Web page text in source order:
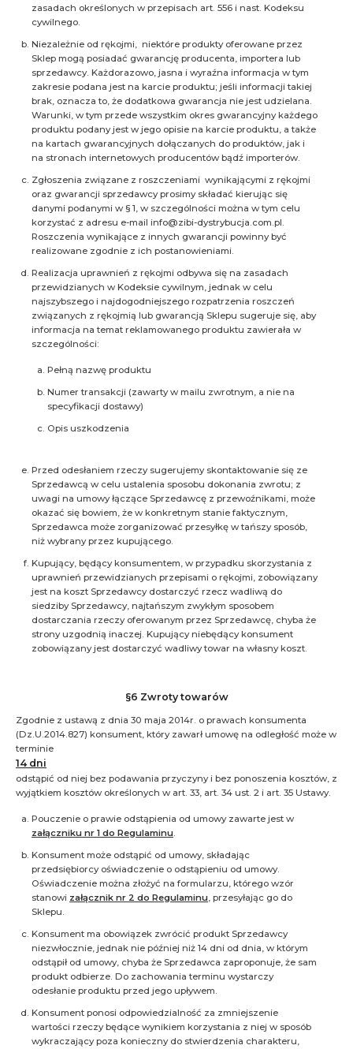
zasadach określonych w przepisach art. 556 i nast. Kodeksu
cywilnego.
Niezależnie od rękojmi, niektóre produkty oferowane przez
Sklep mogą posiadać gwarancję producenta, importera lub
sprzedawcy. Każdorazowo, jasna i wyraźna informacja w tym
zakresie podana jest na karcie produktu; jeśli informacji takiej
brak, oznacza to, że dodatkowa gwarancja nie jest udzielana.
Warunki, w tym przede wszystkim okres gwarancyjny każdego
produktu podany jest w jego opisie na karcie produktu, a także
na kartach gwarancyjnych dołączanych do produktów, jak i
na stronach internetowych producentów bądź importerów.
Zgłoszenia związane z roszczeniami wynikającymi z rękojmi
oraz gwarancji sprzedawcy prosimy składać kierując się
danymi podanymi w § 1, w szczególności można w tym celu
korzystać z adresu e-mail info@zibi-dystrybucja.com.pl.
Roszczenia wynikające z innych gwarancji powinny być
realizowane zgodnie z ich postanowieniami.
Realizacja uprawnień z rękojmi odbywa się na zasadach
przewidzianych w Kodeksie cywilnym, jednak w celu
najszybszego i najdogodniejszego rozpatrzenia roszczeń
związanych z rękojmią lub gwarancją Sklepu sugeruje się, aby
informacja na temat reklamowanego produktu zawierała w
szczególności:
Pełną nazwę produktu
Numer transakcji (zawarty w mailu zwrotnym, a nie na
specyfikacji dostawy)
Opis uszkodzenia
Przed odesłaniem rzeczy sugerujemy skontaktowanie się ze
Sprzedawcą w celu ustalenia sposobu dokonania zwrotu; z
uwagi na umowy łączące Sprzedawcę z przewoźnikami, może
okazać się bowiem, że w konkretnym stanie faktycznym,
Sprzedawca może zorganizować przesyłkę w tańszy sposób,
niż wybrany przez kupującego.
Kupujący, będący konsumentem, w przypadku skorzystania z
uprawnień przewidzianych przepisami o rękojmi, zobowiązany
jest na koszt Sprzedawcy dostarczyć rzecz wadliwą do
siedziby Sprzedawcy, najtańszym zwykłym sposobem
dostarczania rzeczy oferowanym przez Sprzedawcę, chyba że
strony uzgodnią inaczej. Kupujący niebędący konsument
zobowiązany jest dostarczyć wadliwy towar na własny koszt.
§6 Zwroty towarów
Zgodnie z ustawą z dnia 30 maja 2014r. o prawach konsumenta
(Dz.U.2014.827) konsument, który zawarł umowę na odległość może w
terminie
14 dni
odstąpić od niej bez podawania przyczyny i bez ponoszenia kosztów, z
wyjątkiem kosztów określonych w art. 33, art. 34 ust. 2 i art. 35 Ustawy.
Pouczenie o prawie odstąpienia od umowy zawarte jest w
załączniku nr 1 do Regulaminu.
Konsument może odstąpić od umowy, składając
przedsiębiorcy oświadczenie o odstąpieniu od umowy.
Oświadczenie można złożyć na formularzu, którego wzór
stanowi załącznik nr 2 do Regulaminu, przesyłając go do
Sklepu.
Konsument ma obowiązek zwrócić produkt Sprzedawcy
niezwłocznie, jednak nie później niż 14 dni od dnia, w którym
odstąpił od umowy, chyba że Sprzedawca zaproponuje, że sam
produkt odbierze. Do zachowania terminu wystarczy
odesłanie produktu przed jego upływem.
Konsument ponosi odpowiedzialność za zmniejszenie
wartości rzeczy będące wynikiem korzystania z niej w sposób
wykraczający poza konieczny do stwierdzenia charakteru,